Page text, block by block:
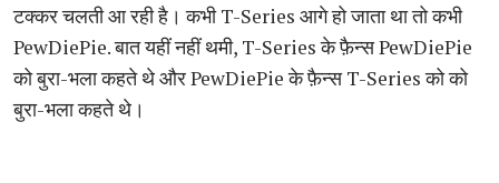
टक्कर चलती आ रही है। कभी T-Series आगे हो जाता था तो कभी
PewDiePie. बात यहीं नहीं थमी, T-Series के फ़ैन्स PewDiePie
को बुरा-भला कहते थे और PewDiePie के फ़ैन्स T-Series को को
बुरा-भला कहते थे।